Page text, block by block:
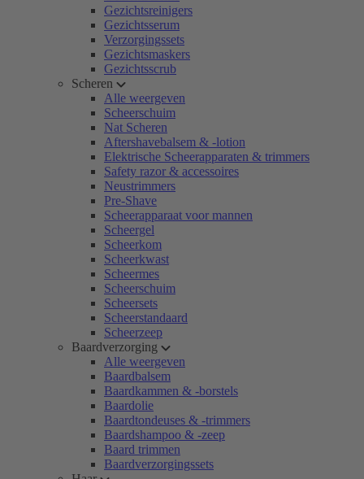
Gezichtsreinigers
Gezichtsserum
Verzorgingssets
Gezichtsmaskers
Gezichtsscrub
Scheren
Alle weergeven
Scheerschuim
Nat Scheren
Aftershavebalsem & -lotion
Elektrische Scheerapparaten & trimmers
Safety razor & accessoires
Neustrimmers
Pre-Shave
Scheerapparaat voor mannen
Scheergel
Scheerkom
Scheerkwast
Scheermes
Scheerschuim
Scheersets
Scheerstandaard
Scheerzeep
Baardverzorging
Alle weergeven
Baardbalsem
Baardkammen & -borstels
Baardolie
Baardtondeuses & -trimmers
Baardshampoo & -zeep
Baard trimmen
Baardverzorgingssets